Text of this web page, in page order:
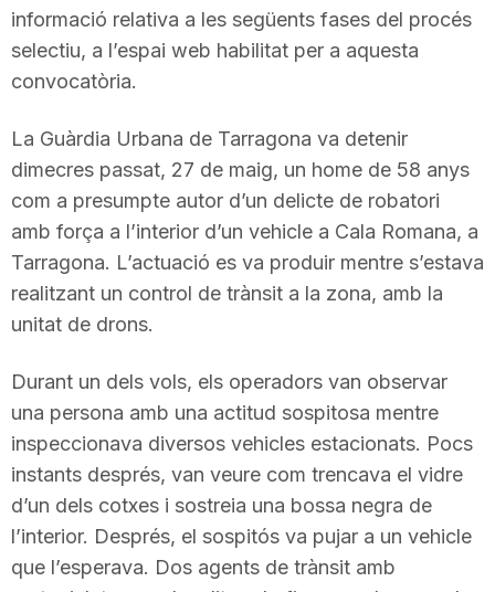
informació relativa a les següents fases del procés
selectiu, a l’espai web habilitat per a aquesta
convocatòria.
La Guàrdia Urbana de Tarragona va detenir
dimecres passat, 27 de maig, un home de 58 anys
com a presumpte autor d’un delicte de robatori
amb força a l’interior d’un vehicle a Cala Romana, a
Tarragona. L’actuació es va produir mentre s’estava
realitzant un control de trànsit a la zona, amb la
unitat de drons.
Durant un dels vols, els operadors van observar
una persona amb una actitud sospitosa mentre
inspeccionava diversos vehicles estacionats. Pocs
instants després, van veure com trencava el vidre
d’un dels cotxes i sostreia una bossa negra de
l’interior. Després, el sospitós va pujar a un vehicle
que l’esperava. Dos agents de trànsit amb